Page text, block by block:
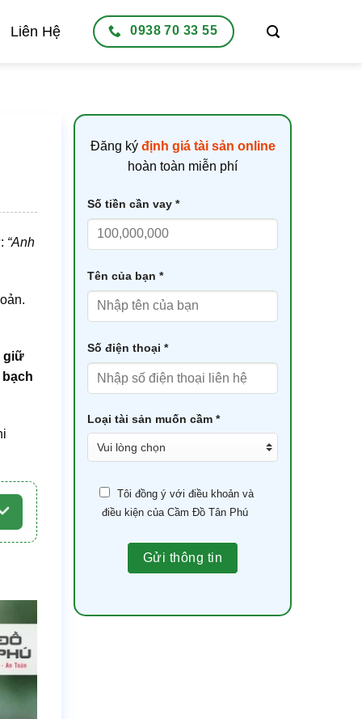
Liên Hệ 0938 70 33 55
“Anh
giữ
bạch
Đăng ký định giá tài sản online
hoàn toàn miễn phí
Số tiền cần vay *
Tên của bạn *
Số điện thoại *
Loại tài sản muốn cầm *
Tôi đồng ý với điều khoản và
điều kiện của Cầm Đồ Tân Phú